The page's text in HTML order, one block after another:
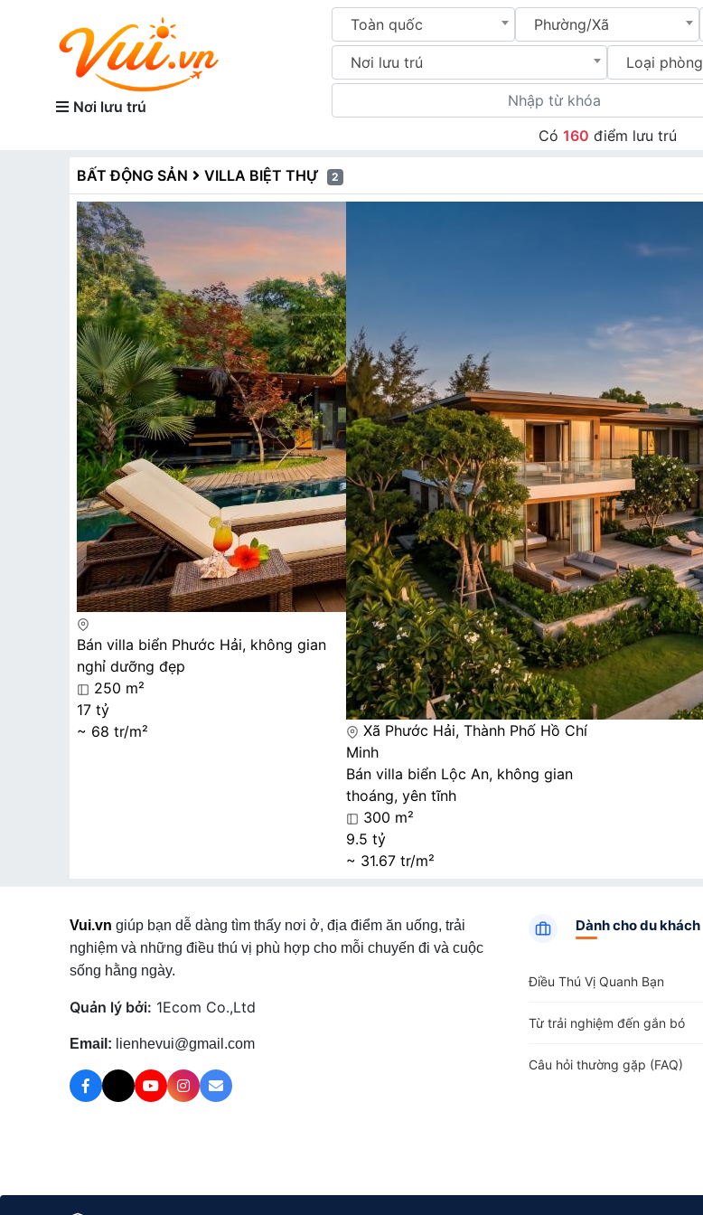
Nơi lưu trú
Toàn quốc Phường/Xã
Nơi lưu trú Loại phòng
Có 160 điểm lưu trú
BẤT ĐỘNG SẢN VILLA BIỆT THỰ 2
Bán villa biển Phước Hải, không gian
nghỉ dưỡng đẹp
250 m²
17 tỷ
~ 68 tr/m²
Xã Phước Hải, Thành Phố Hồ Chí
Minh
Bán villa biển Lộc An, không gian
thoáng, yên tĩnh
300 m²
9.5 tỷ
~ 31.67 tr/m²
Vui.vn giúp bạn dễ dàng tìm thấy nơi ở, địa điểm ăn uống, trải
nghiệm và những điều thú vị phù hợp cho mỗi chuyến đi và cuộc
sống hằng ngày.
Quản lý bởi: 1Ecom Co.,Ltd
Email: lienhevui@gmail.com
Dành cho du khách
Điều Thú Vị Quanh Bạn
Từ trải nghiệm đến gắn bó
Câu hỏi thường gặp (FAQ)